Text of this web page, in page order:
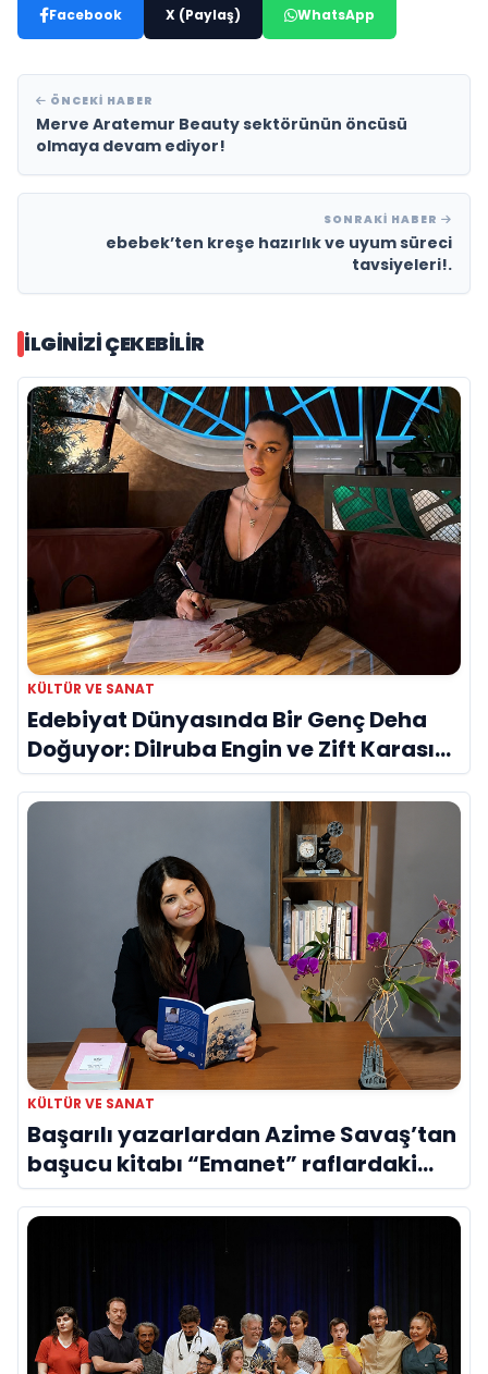
Facebook X (Paylaş) WhatsApp
ÖNCEKI HABER
Merve Aratemur Beauty sektörünün öncüsü
olmaya devam ediyor!
SONRAKI HABER
ebebek’ten kreşe hazırlık ve uyum süreci
tavsiyeleri!.
İLGINIZI ÇEKEBILIR
KÜLTÜR VE SANAT
Edebiyat Dünyasında Bir Genç Deha
Doğuyor: Dilruba Engin ve Zift Karası
Evreni ‘AVENOİR’
KÜLTÜR VE SANAT
Başarılı yazarlardan Azime Savaş’tan
başucu kitabı “Emanet” raflardaki
yerini aldı